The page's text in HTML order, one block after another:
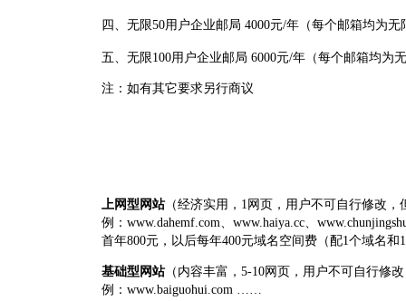
四、无限50用户企业邮局 4000元/年（每个邮箱均为无
五、无限100用户企业邮局 6000元/年（每个邮箱均为
注：如有其它要求另行商议
上网型网站（经济实用，1网页，用户不可自行修改
例：www.dahemf.com、www.haiya.cc、
首年800元，以后每年400元域名空间费（配1个域名和
基础型网站（内容丰富，5-10网页，用户不可自行修
例：www.baiguohui.com ……